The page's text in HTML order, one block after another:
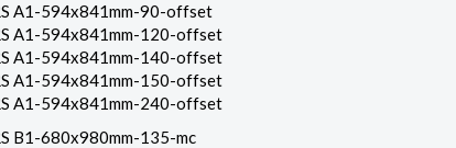
A1-594x841mm-90-offset
A1-594x841mm-120-offset
A1-594x841mm-140-offset
A1-594x841mm-150-offset
A1-594x841mm-240-offset
B1-680x980mm-135-mc